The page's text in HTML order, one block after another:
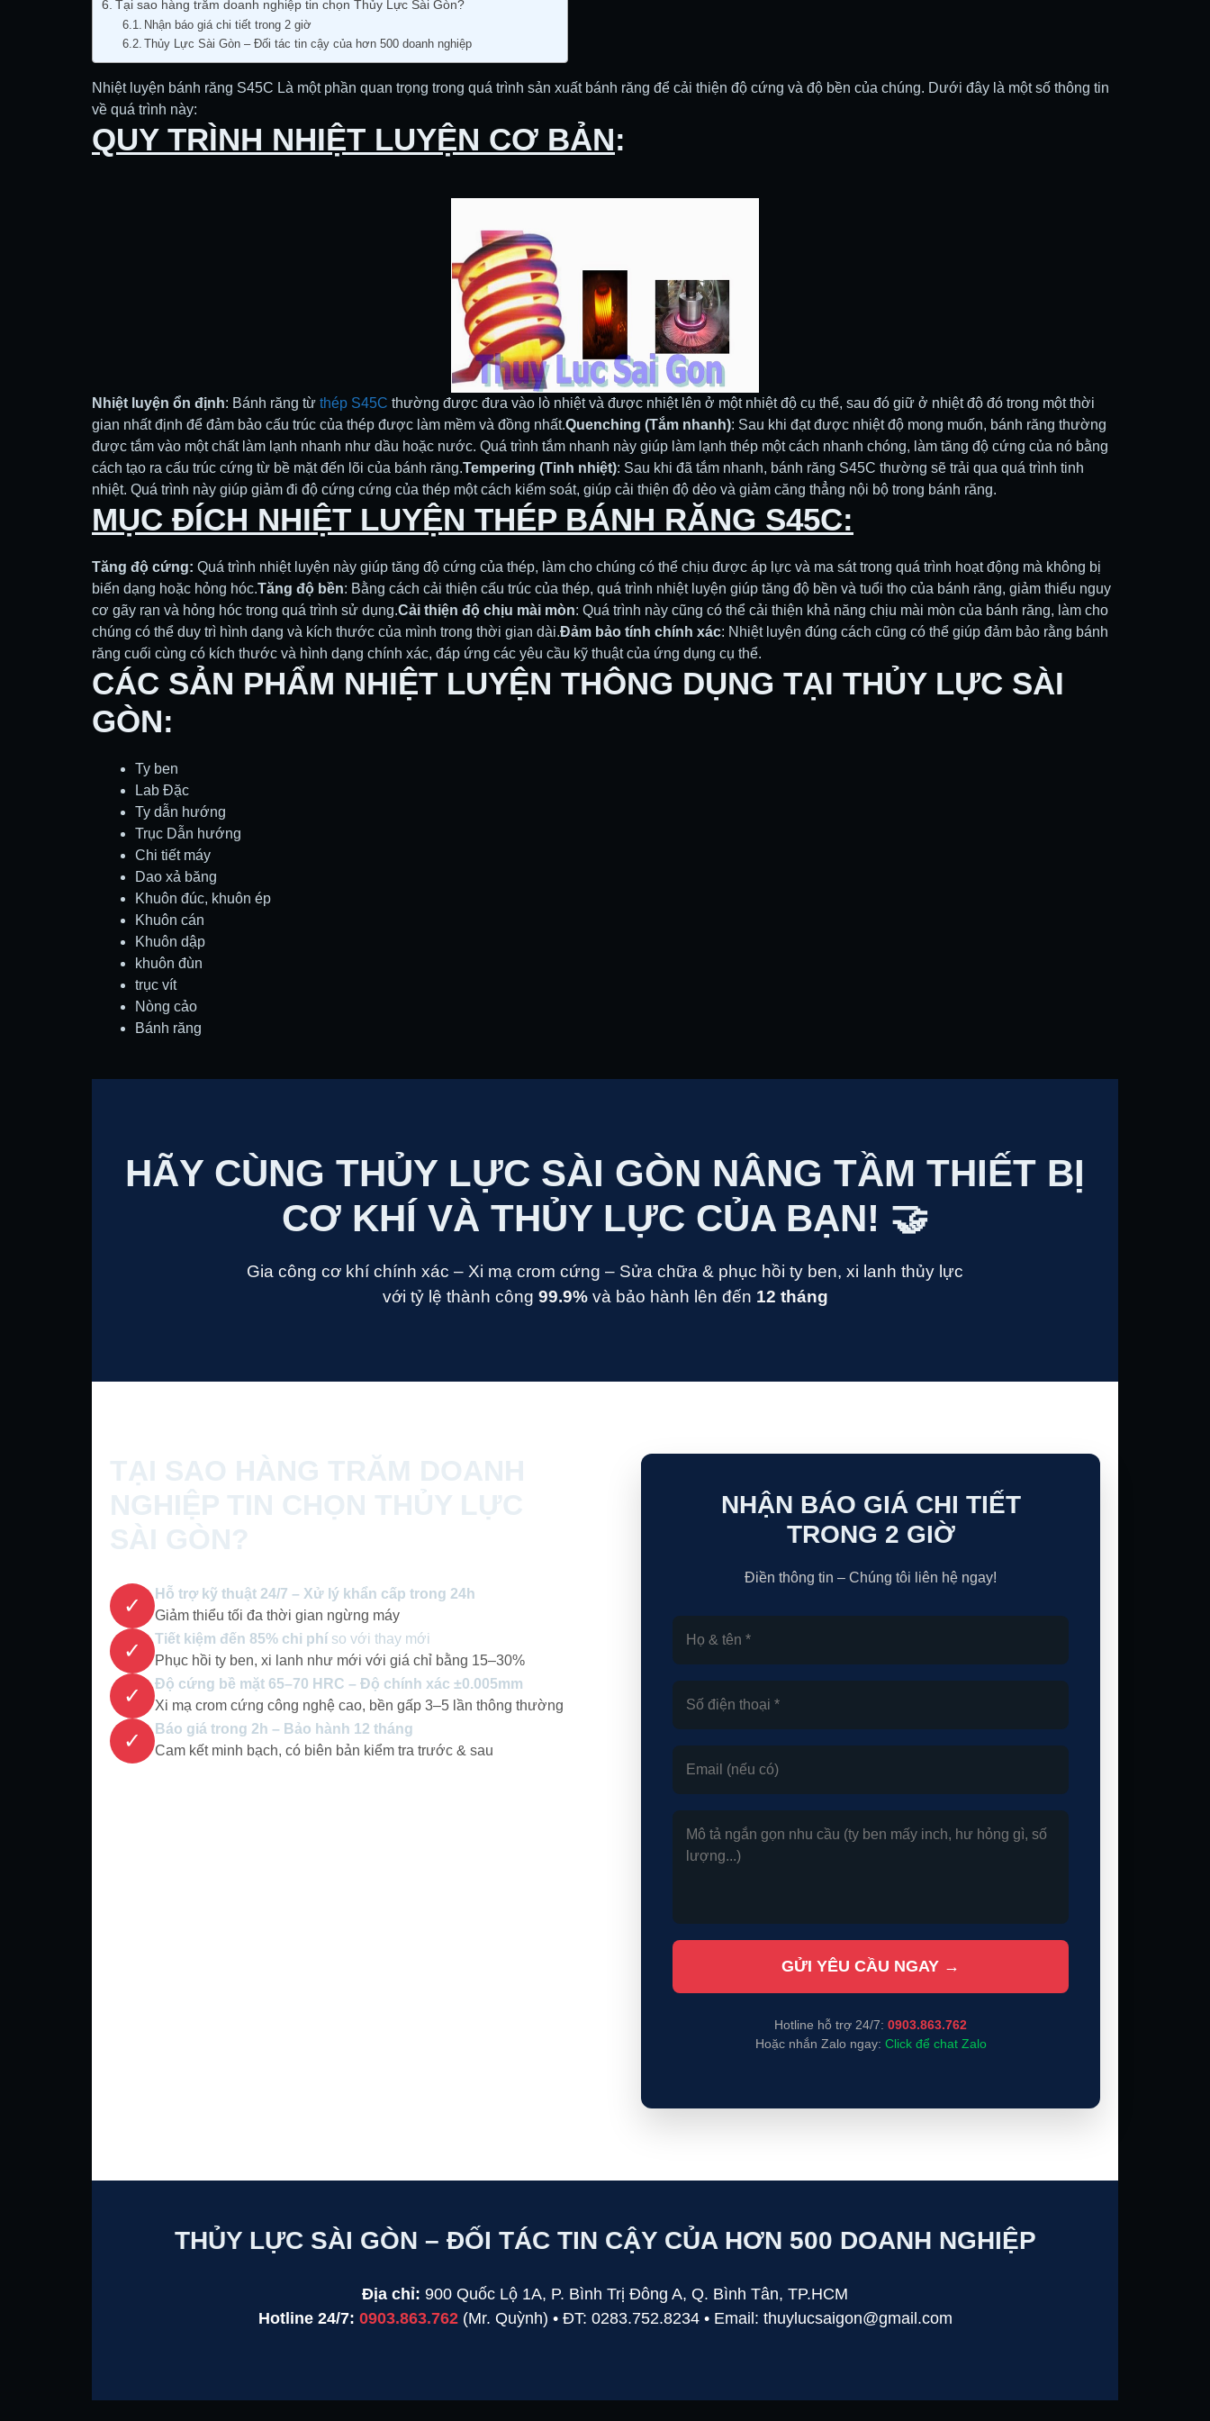
Tại sao hàng trăm doanh nghiệp tin chọn Thủy Lực Sài Gòn?
Nhận báo giá chi tiết trong 2 giờ
Thủy Lực Sài Gòn – Đối tác tin cậy của hơn 500 doanh nghiệp
Nhiệt luyện bánh răng S45C Là một phần quan trọng trong quá trình sản xuất bánh răng để cải thiện độ cứng và độ bền của chúng. Dưới đây là một số thông tin
về quá trình này:
QUY TRÌNH NHIỆT LUYỆN CƠ BẢN:
Nhiệt luyện ổn định: Bánh răng từ thép S45C thường được đưa vào lò nhiệt và được nhiệt lên ở một nhiệt độ cụ thể, sau đó giữ ở nhiệt độ đó trong một thời
gian nhất định để đảm bảo cấu trúc của thép được làm mềm và đồng nhất.Quenching (Tắm nhanh): Sau khi đạt được nhiệt độ mong muốn, bánh răng thường
được tắm vào một chất làm lạnh nhanh như dầu hoặc nước. Quá trình tắm nhanh này giúp làm lạnh thép một cách nhanh chóng, làm tăng độ cứng của nó bằng
cách tạo ra cấu trúc cứng từ bề mặt đến lõi của bánh răng.Tempering (Tinh nhiệt): Sau khi đã tắm nhanh, bánh răng S45C thường sẽ trải qua quá trình tinh
nhiệt. Quá trình này giúp giảm đi độ cứng cứng của thép một cách kiểm soát, giúp cải thiện độ dẻo và giảm căng thẳng nội bộ trong bánh răng.
MỤC ĐÍCH NHIỆT LUYỆN THÉP BÁNH RĂNG S45C:
Tăng độ cứng: Quá trình nhiệt luyện này giúp tăng độ cứng của thép, làm cho chúng có thể chịu được áp lực và ma sát trong quá trình hoạt động mà không bị
biến dạng hoặc hỏng hóc.Tăng độ bền: Bằng cách cải thiện cấu trúc của thép, quá trình nhiệt luyện giúp tăng độ bền và tuổi thọ của bánh răng, giảm thiểu nguy
cơ gãy rạn và hỏng hóc trong quá trình sử dụng.Cải thiện độ chịu mài mòn: Quá trình này cũng có thể cải thiện khả năng chịu mài mòn của bánh răng, làm cho
chúng có thể duy trì hình dạng và kích thước của mình trong thời gian dài.Đảm bảo tính chính xác: Nhiệt luyện đúng cách cũng có thể giúp đảm bảo rằng bánh
răng cuối cùng có kích thước và hình dạng chính xác, đáp ứng các yêu cầu kỹ thuật của ứng dụng cụ thể.
CÁC SẢN PHẨM NHIỆT LUYỆN THÔNG DỤNG TẠI THỦY LỰC SÀI
GÒN:
Ty ben
Lab Đặc
Ty dẫn hướng
Trục Dẫn hướng
Chi tiết máy
Dao xả băng
Khuôn đúc, khuôn ép
Khuôn cán
Khuôn dập
khuôn đùn
trục vít
Nòng cảo
Bánh răng
HÃY CÙNG THỦY LỰC SÀI GÒN NÂNG TẦM THIẾT BỊ
CƠ KHÍ VÀ THỦY LỰC CỦA BẠN! 🤝
Gia công cơ khí chính xác – Xi mạ crom cứng – Sửa chữa & phục hồi ty ben, xi lanh thủy lực
với tỷ lệ thành công 99.9%và bảo hành lên đến 12 tháng
✓
Hỗ trợ kỹ thuật 24/7 – Xử lý khẩn cấp trong 24h
Giảm thiểu tối đa thời gian ngừng máy
✓ Tiết kiệm đến 85% chi phí so với thay mới
Phục hồi ty ben, xi lanh như mới với giá chỉ bằng 15–30%
✓
Độ cứng bề mặt 65–70 HRC – Độ chính xác ±0.005mm
Xi mạ crom cứng công nghệ cao, bền gấp 3–5 lần thông thường
✓
Báo giá trong 2h – Bảo hành 12 tháng
Cam kết minh bạch, có biên bản kiểm tra trước & sau
NHẬN BÁO GIÁ CHI TIẾT
TRONG 2 GIỜ
Điền thông tin – Chúng tôi liên hệ ngay!
GỬI YÊU CẦU NGAY →
Hotline hỗ trợ 24/7: 0903.863.762
Hoặc nhắn Zalo ngay: Click để chat Zalo
THỦY LỰC SÀI GÒN – ĐỐI TÁC TIN CẬY CỦA HƠN 500 DOANH NGHIỆP
Địa chỉ: 900 Quốc Lộ 1A, P. Bình Trị Đông A, Q. Bình Tân, TP.HCM
Hotline 24/7: 0903.863.762(Mr. Quỳnh) • ĐT: 0283.752.8234 • Email: thuylucsaigon@gmail.com